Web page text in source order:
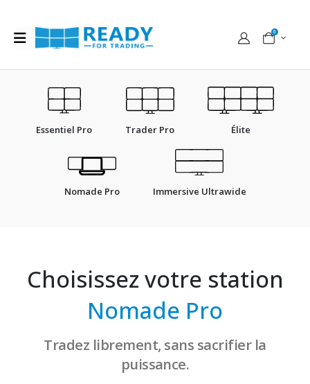
0
Essentiel Pro Trader Pro Élite
Nomade Pro Immersive Ultrawide
Choisissez votre station
Nomade Pro
Tradez librement, sans sacrifier la
puissance.